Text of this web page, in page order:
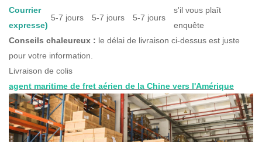
Courrier
expresse)
5-7 jours 5-7 jours 5-7 jours
s'il vous plaît
enquête
Conseils chaleureux : le délai de livraison ci-dessus est juste
pour votre information.
Livraison de colis
agent maritime de fret aérien de la Chine vers l'Amérique